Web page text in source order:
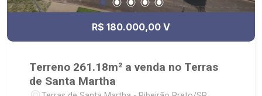
R$ 180.000,00 V
Terreno 261.18m² a venda no Terras
de Santa Martha